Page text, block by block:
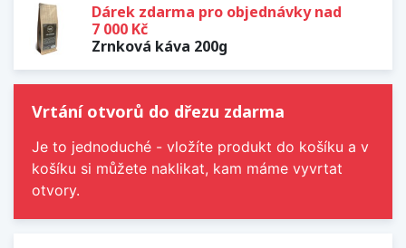
Dárek zdarma pro objednávky nad
7 000 Kč
Zrnková káva 200g
Vrtání otvorů do dřezu zdarma
Je to jednoduché - vložíte produkt do košíku a v
košíku si můžete naklikat, kam máme vyvrtat
otvory.